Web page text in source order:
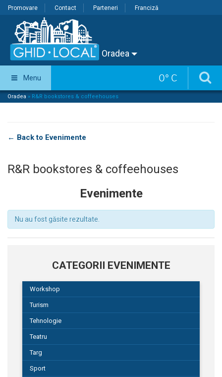
Promovare Contact Parteneri Franciză
Oradea
0° C
Menu
Oradea » R&R bookstores & coffeehouses
← Back to Evenimente
R&R bookstores & coffeehouses
Evenimente
Nu au fost găsite rezultate.
CATEGORII EVENIMENTE
Workshop
Turism
Tehnologie
Teatru
Targ
Sport